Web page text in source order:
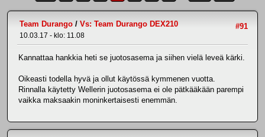
#91
Team Durango / Vs: Team Durango DEX210
10.03.17 - klo: 11.08
Kannattaa hankkia heti se juotosasema ja siihen vielä leveä kärki.
Oikeasti todella hyvä ja ollut käytössä kymmenen vuotta.
Rinnalla käytetty Wellerin juotosasema ei ole pätkääkään parempi
vaikka maksaakin moninkertaisesti enemmän.